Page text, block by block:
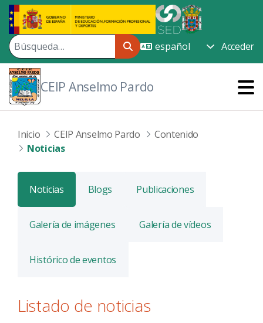
Saltar al contenido principal
Acceder
CEIP Anselmo Pardo
Inicio CEIP Anselmo Pardo
Contenido
Noticias
Noticias Blogs Publicaciones
Galería de imágenes Galería de vídeos
Histórico de eventos
Listado de noticias